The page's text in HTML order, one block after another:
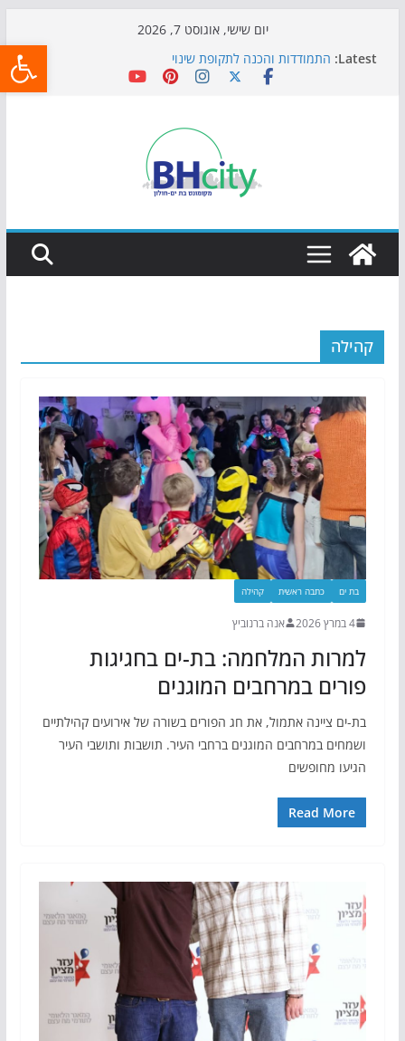
יום שישי, אוגוסט 7, 2026
Latest: התמודדות והכנה לתקופת שינוי
אי ההרפתקאות ממשיך לכבוש את הגינות: מאות משפחות
כדורגל באווירה מיוחדת: הקרנת גמר המונדיאל בטרמינל
הקיץ של בני הנוער בבת־ים: חוף הריביירה הופך למרחב
בטוח בשעות הערב
קהילה
בת ים כתבה ראשית קהילה
4 במרץ 2026 אנה ברנוביץ
למרות המלחמה: בת-ים בחגיגות
פורים במרחבים המוגנים
בת-ים ציינה אתמול, את חג הפורים בשורה של אירועים קהילתיים
ושמחים במרחבים המוגנים ברחבי העיר. תושבות ותושבי העיר
הגיעו מחופשים
Read More